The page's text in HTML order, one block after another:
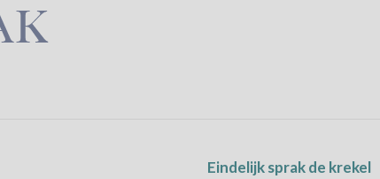
Eindelijk sprak de krekel